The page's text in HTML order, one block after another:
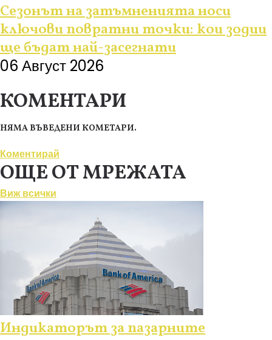
Сезонът на затъмненията носи
ключови повратни точки: кои зодии
ще бъдат най-засегнати
06 Август 2026
КОМЕНТАРИ
НЯМА ВЪВЕДЕНИ КОМЕТАРИ.
Коментирай
ОЩЕ ОТ МРЕЖАТА
Виж всички
Индикаторът за пазарните